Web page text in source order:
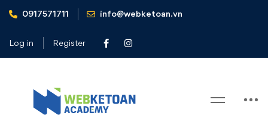
0917571711 info@webketoan.vn
Log in Register
Home những kênh youtube về tiếng anh hay
Tag: những kênh youtube về